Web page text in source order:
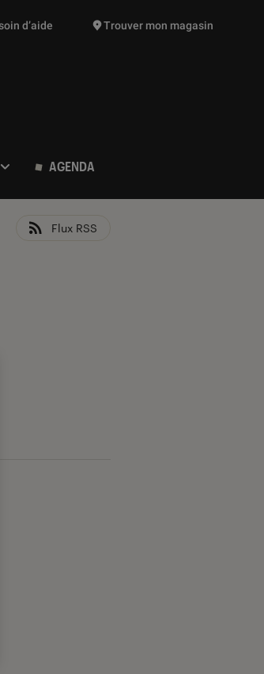
de produits vont vous être proposées
d’aide Trouver mon magasin
AGENDA
Flux RSS